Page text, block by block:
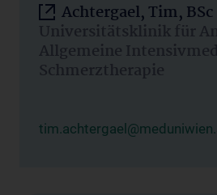
Achtergael, Tim, BSc
Universitätsklinik für
Allgemeine
Schmerztherapie